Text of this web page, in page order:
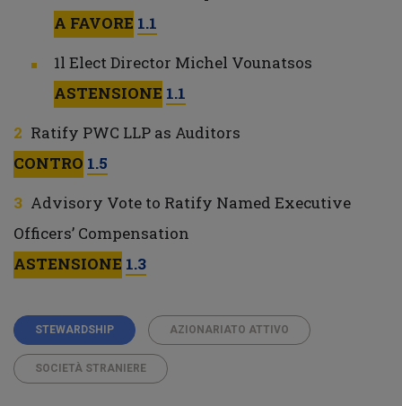
A FAVORE 1.1
1l Elect Director Michel Vounatsos
ASTENSIONE 1.1
Ratify PWC LLP as Auditors
CONTRO 1.5
Advisory Vote to Ratify Named Executive
Officers’ Compensation
ASTENSIONE 1.3
STEWARDSHIP AZIONARIATO ATTIVO
SOCIETÀ STRANIERE